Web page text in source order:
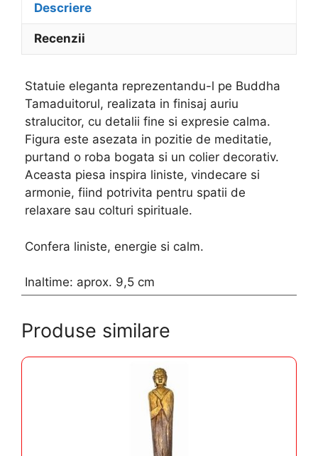
Descriere
Recenzii
Statuie eleganta reprezentandu-l pe Buddha
Tamaduitorul, realizata in finisaj auriu
stralucitor, cu detalii fine si expresie calma.
Figura este asezata in pozitie de meditatie,
purtand o roba bogata si un colier decorativ.
Aceasta piesa inspira liniste, vindecare si
armonie, fiind potrivita pentru spatii de
relaxare sau colturi spirituale.
Confera liniste, energie si calm.
Inaltime: aprox. 9,5 cm
Produse similare